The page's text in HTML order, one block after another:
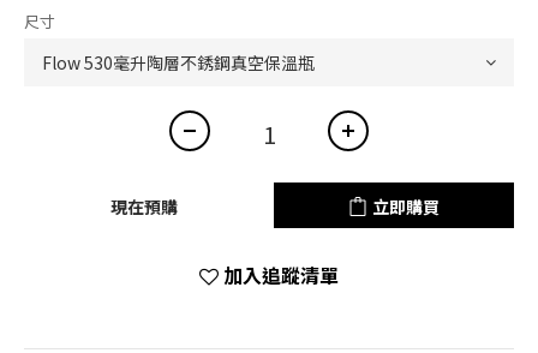
尺寸
現在預購 立即購買
加入追蹤清單